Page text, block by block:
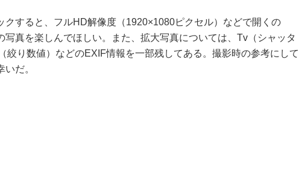
すると、フルHD解像度（1920×1080ピクセル）などで開くの
写真を楽しんでほしい。また、拡大写真については、Tv（シャッタ
絞り数値）などのEXIF情報を一部残してある。撮影時の参考にして
だ。